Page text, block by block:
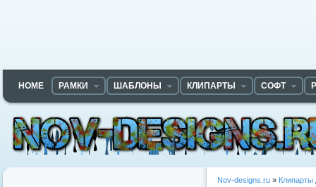
HOME РАМКИ ШАБЛОНЫ КЛИПАРТЫ СОФТ
Nov-designs.ru »